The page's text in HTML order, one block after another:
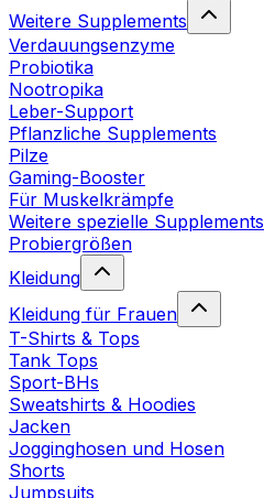
Weitere Supplements
Verdauungsenzyme
Probiotika
Nootropika
Leber-Support
Pflanzliche Supplements
Pilze
Gaming-Booster
Für Muskelkrämpfe
Weitere spezielle Supplements
Probiergrößen
Kleidung
Kleidung für Frauen
T-Shirts & Tops
Tank Tops
Sport-BHs
Sweatshirts & Hoodies
Jacken
Jogginghosen und Hosen
Shorts
Jumpsuits